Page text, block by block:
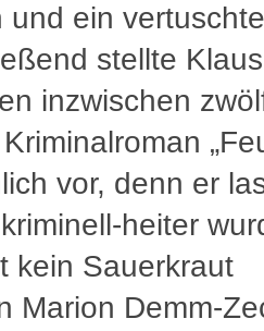
und ein
stellte Klaus
inzwischen
vor, denn er
heiter
kein Sauerkraut
Marion Demm-